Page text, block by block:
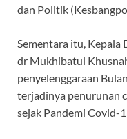
dan Politik
Sementara itu, Kepala
dr Mukhibatul
penyelenggaraan
terjadinya penurunan
sejak Pandemi Covid-